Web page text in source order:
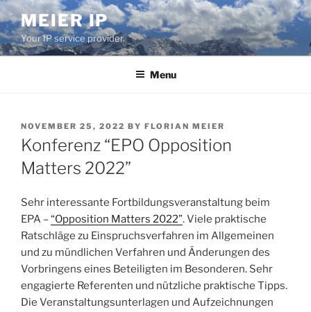
Skip
to
content
MEIER IP
Your IP service provider.
Menu
POSTED
ON
NOVEMBER 25, 2022 BY FLORIAN MEIER
Konferenz “EPO Opposition
Matters 2022”
Sehr interessante Fortbildungsveranstaltung beim
EPA –“Opposition Matters 2022”. Viele praktische
Ratschläge zu Einspruchsverfahren im Allgemeinen
und zu mündlichen Verfahren und Änderungen des
Vorbringens eines Beteiligten im Besonderen. Sehr
engagierte Referenten und nützliche praktische Tipps.
Die Veranstaltungsunterlagen und Aufzeichnungen